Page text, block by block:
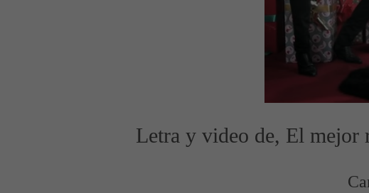
Letra y video de, El mejor